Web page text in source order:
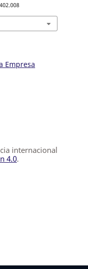
Empresa
internacional
4.0.